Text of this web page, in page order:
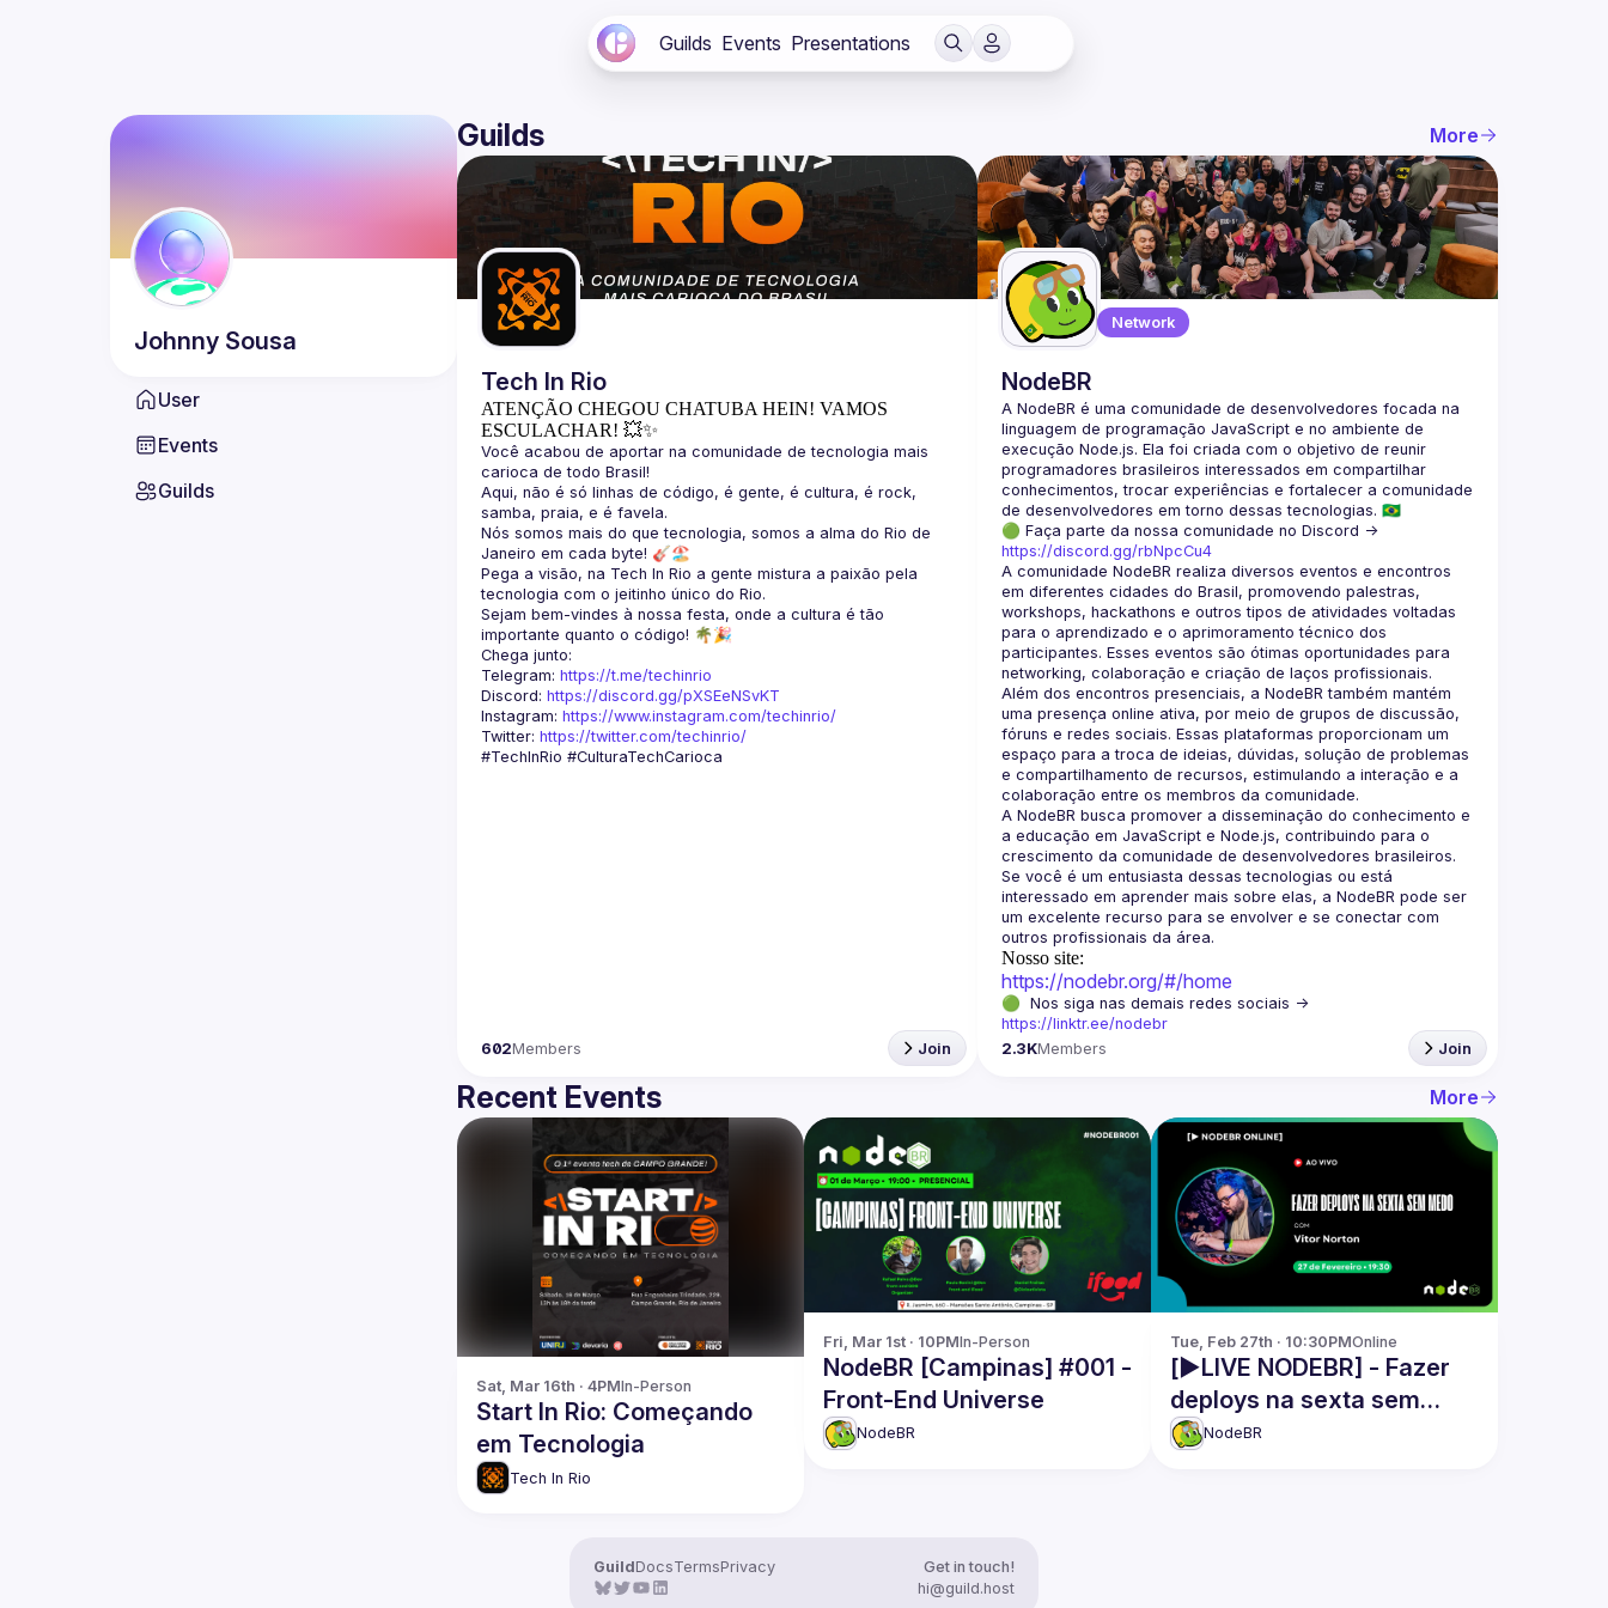
Guilds Events Presentations
Johnny Sousa
User
Events
Guilds
Guilds More
Tech In Rio
ATENÇÃO CHEGOU CHATUBA HEIN! VAMOS
ESCULACHAR! 💥✨
Você acabou de aportar na comunidade de tecnologia mais
Aqui, não é só linhas de código, é gente, é cultura, é rock,
Nós somos mais do que tecnologia, somos a alma do Rio de
Pega a visão, na Tech In Rio a gente mistura a paixão pela
Sejam bem-vindes à nossa festa, onde a cultura é tão
Telegram: https://t.me/techinrio
Discord: https://discord.gg/pXSEeNSvKT
Instagram: https://www.instagram.com/techinrio/
Twitter: https://twitter.com/techinrio/
602Members Join
Network
NodeBR
A NodeBR é uma comunidade de desenvolvedores focada na
linguagem de programação JavaScript e no ambiente de
execução Node.js. Ela foi criada com o objetivo de reunir
programadores brasileiros interessados em compartilhar
conhecimentos, trocar experiências e fortalecer a comunidade
🟢 Faça parte da nossa comunidade no Discord ->
https://discord.gg/rbNpcCu4
A comunidade NodeBR realiza diversos eventos e encontros
em diferentes cidades do Brasil, promovendo palestras,
workshops, hackathons e outros tipos de atividades voltadas
para o aprendizado e o aprimoramento técnico dos
participantes. Esses eventos são ótimas oportunidades para
Além dos encontros presenciais, a NodeBR também mantém
uma presença online ativa, por meio de grupos de discussão,
fóruns e redes sociais. Essas plataformas proporcionam um
espaço para a troca de ideias, dúvidas, solução de problemas
e compartilhamento de recursos, estimulando a interação e a
A NodeBR busca promover a disseminação do conhecimento e
a educação em JavaScript e Node.js, contribuindo para o
crescimento da comunidade de desenvolvedores brasileiros.
Se você é um entusiasta dessas tecnologias ou está
interessado em aprender mais sobre elas, a NodeBR pode ser
um excelente recurso para se envolver e se conectar com
Nosso site:
https://nodebr.org/#/home
https://linktr.ee/nodebr
2.3KMembers Join
Recent Events More
Sat, Mar 16th · 4PMIn-Person
Start In Rio: Começando
em Tecnologia
Tech In Rio
Fri, Mar 1st · 10PMIn-Person
NodeBR [Campinas] #001 -
Front-End Universe
NodeBR
Tue, Feb 27th · 10:30PMOnline
[▶️LIVE NODEBR] - Fazer
deploys na sexta sem
medoNodeBR
GuildDocsTermsPrivacy
Get in touch!
hi@guild.host